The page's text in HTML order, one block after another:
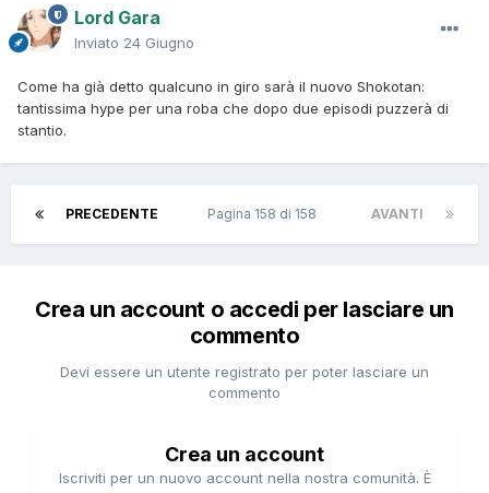
Lord Gara
Inviato 24 Giugno
Come ha già detto qualcuno in giro sarà il nuovo Shokotan:
tantissima hype per una roba che dopo due episodi puzzerà di
stantio.
PRECEDENTE AVANTI
Pagina 158 di 158
Crea un account o accedi per lasciare un
commento
Devi essere un utente registrato per poter lasciare un
commento
Crea un account
Iscriviti per un nuovo account nella nostra comunità. È